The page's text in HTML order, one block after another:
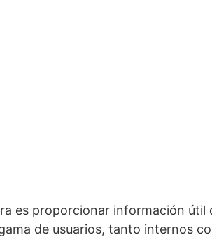
es proporcionar información útil
de usuarios, tanto internos